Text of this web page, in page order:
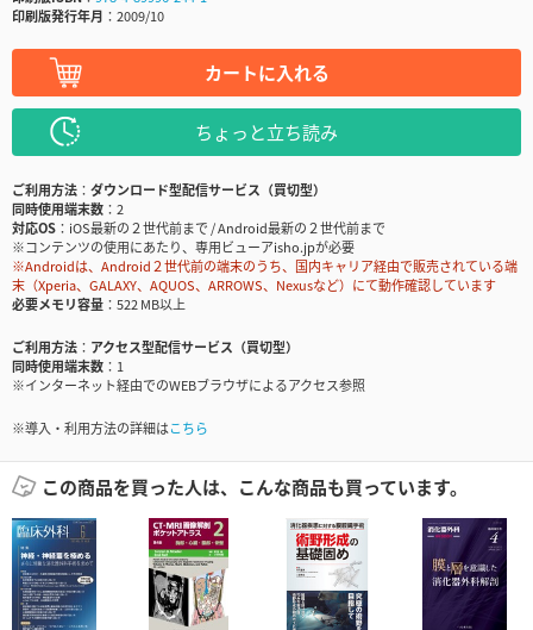
印刷版発行年月
2009/10
カートに入れる
ちょっと立ち読み
ご利用方法
ダウンロード型配信サービス（買切型）
同時使用端末数
2
対応OS
iOS最新の２世代前まで / Android最新の２世代前まで
※コンテンツの使用にあたり、専用ビューアisho.jpが必要
※Androidは、Android２世代前の端末のうち、国内キャリア経由で販売されている端
末（Xperia、GALAXY、AQUOS、ARROWS、Nexusなど）にて動作確認しています
必要メモリ容量
522 MB以上
ご利用方法
アクセス型配信サービス（買切型）
同時使用端末数
1
※インターネット経由でのWEBブラウザによるアクセス参照
※導入・利用方法の詳細はこちら
この商品を買った人は、こんな商品も買っています。